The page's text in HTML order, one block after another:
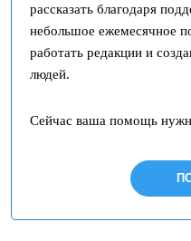
рассказать благодаря
небольшое ежемесячное
работать редакции и
людей.
Сейчас ваша помощь